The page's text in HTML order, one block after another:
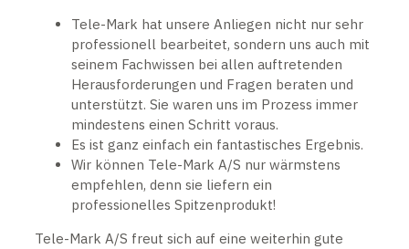
Tele-Mark hat unsere Anliegen nicht nur sehr
professionell bearbeitet, sondern uns auch mit
seinem Fachwissen bei allen auftretenden
Herausforderungen und Fragen beraten und
unterstützt. Sie waren uns im Prozess immer
mindestens einen Schritt voraus.
Es ist ganz einfach ein fantastisches Ergebnis.
Wir können Tele-Mark A/S nur wärmstens
empfehlen, denn sie liefern ein
professionelles Spitzenprodukt!
Tele-Mark A/S freut sich auf eine weiterhin gute